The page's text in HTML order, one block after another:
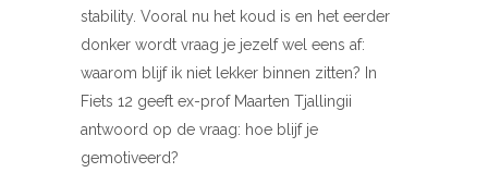
stability. Vooral nu het koud is en het eerder
donker wordt vraag je jezelf wel eens af:
waarom blijf ik niet lekker binnen zitten? In
Fiets 12 geeft ex-prof Maarten Tjallingii
antwoord op de vraag: hoe blijf je
gemotiveerd?